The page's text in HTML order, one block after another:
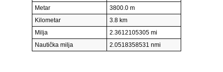
Metar
3800.0 m
Kilometar
3.8 km
Milja
2.3612105305 mi
Nautička milja
2.0518358531 nmi